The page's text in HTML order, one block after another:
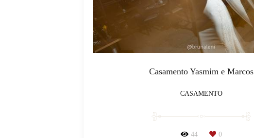
Casamento Yasmim e Marcos
CASAMENTO
44 0